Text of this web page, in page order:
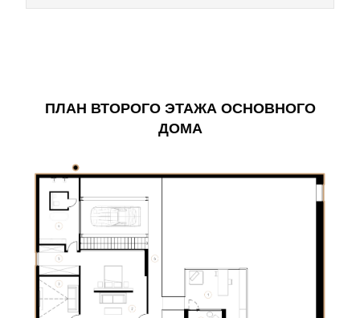
ПЛАН ВТОРОГО ЭТАЖА ОСНОВНОГО
ДОМА